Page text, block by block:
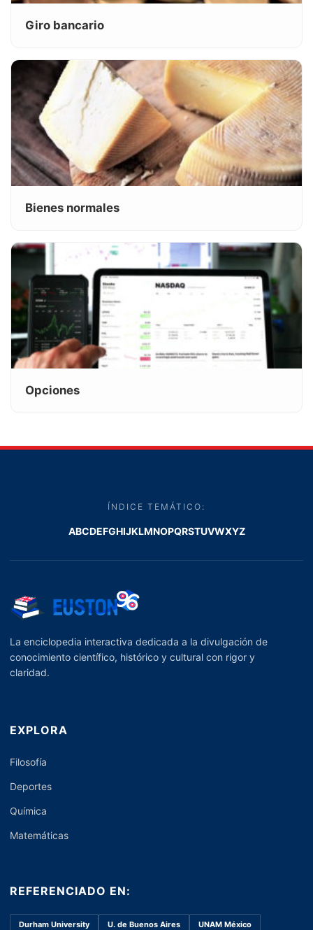
Giro bancario
Bienes normales
Opciones
ÍNDICE TEMÁTICO:
ABCDEFGHIJKLMNOPQRSTUVWXYZ
La enciclopedia interactiva dedicada a la divulgación de
conocimiento científico, histórico y cultural con rigor y
claridad.
EXPLORA
Filosofía
Deportes
Química
Matemáticas
REFERENCIADO EN:
Durham University U. de Buenos Aires UNAM México